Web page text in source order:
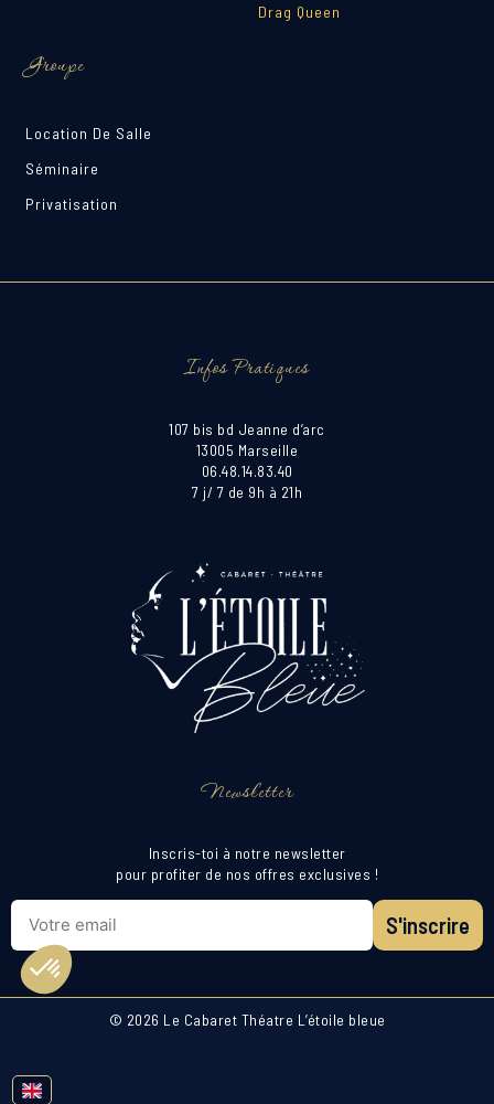
Drag Queen
Groupe
Location De Salle
Séminaire
Privatisation
Infos Pratiques
107 bis bd Jeanne d’arc
13005 Marseille
06.48.14.83.40
7 j/ 7 de 9h à 21h
Newsletter
Inscris-toi à notre newsletter
pour profiter de nos offres exclusives !
S'inscrire
© 2026 Le Cabaret Théatre L’étoile bleue